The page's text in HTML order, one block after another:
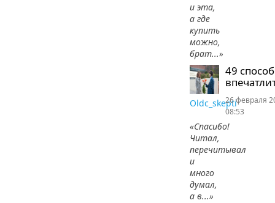
и эта,
а где
купить
можно,
брат...»
49
Oldc_skepti
«Спасибо!
Читал,
перечитывал
и
много
думал,
а в...»
26 февраля
08:53